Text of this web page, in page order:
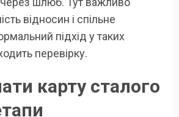
відносин і спільне
підхід у таких
перевірку.
карту сталого